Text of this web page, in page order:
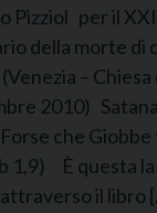
Pizziol per il
della morte di
– Chiesa
2010)
che
1,9) È questa
il libro